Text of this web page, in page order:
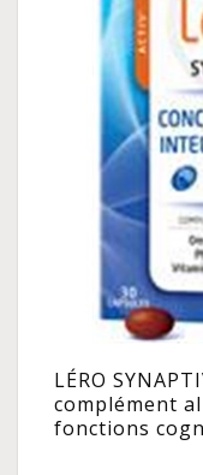
LÉRO
complément
fonctions